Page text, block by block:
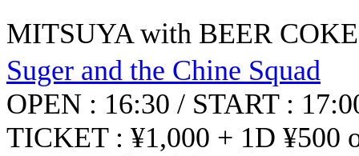
MITSUYA with BEER
Suger and the Chine Squad
OPEN : 16:30 / START :
TICKET : ¥1,000 + 1D ¥500